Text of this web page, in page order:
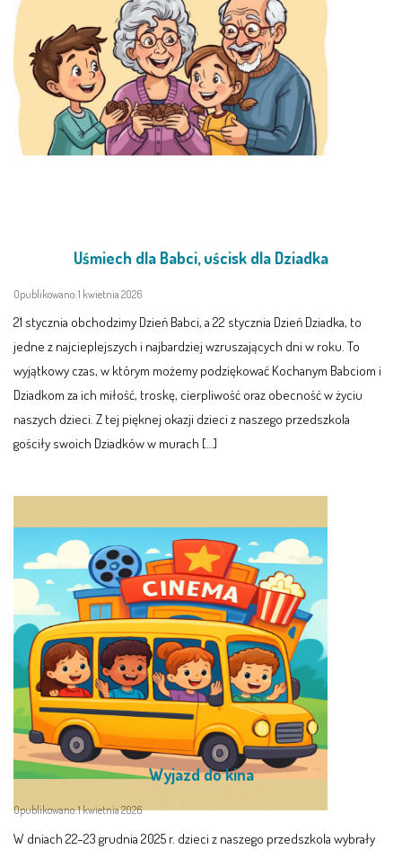
Uśmiech dla Babci, uścisk dla Dziadka
Opublikowano: 1 kwietnia 2026
21 stycznia obchodzimy Dzień Babci, a 22 stycznia Dzień Dziadka, to
jedne z najcieplejszych i najbardziej wzruszających dni w roku. To
wyjątkowy czas, w którym możemy podziękować Kochanym Babciom i
Dziadkom za ich miłość, troskę, cierpliwość oraz obecność w życiu
naszych dzieci. Z tej pięknej okazji dzieci z naszego przedszkola
gościły swoich Dziadków w murach […]
Wyjazd do kina
Opublikowano: 1 kwietnia 2026
W dniach 22–23 grudnia 2025 r. dzieci z naszego przedszkola wybrały